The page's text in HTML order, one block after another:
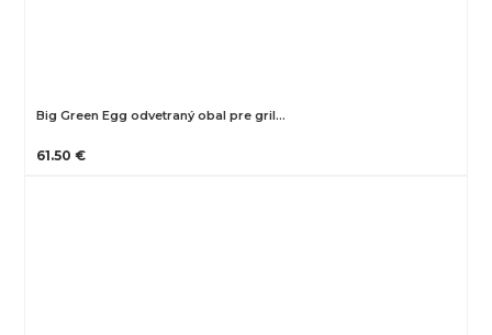
Big Green Egg odvetraný obal pre gril…
61.50 €